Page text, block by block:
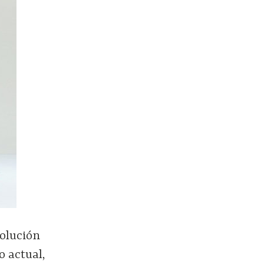
actual,